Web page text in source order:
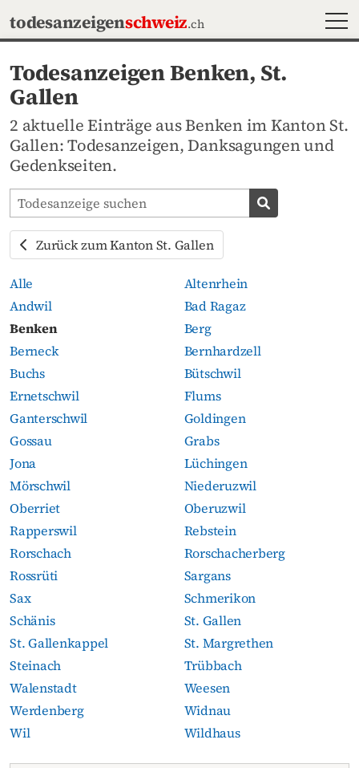
todesanzeigenschweiz.ch
Todesanzeigen Benken, St.
Gallen
2 aktuelle Einträge aus Benken im Kanton St.
Gallen: Todesanzeigen, Danksagungen und
Gedenkseiten.
Todesanzeigen-Portal durchsuchen
Todesanzeige
Zurück zum Kanton St. Gallen
Alle
Altenrhein
Andwil
Bad Ragaz
Benken
Berg
Berneck
Bernhardzell
Buchs
Bütschwil
Ernetschwil
Flums
Ganterschwil
Goldingen
Gossau
Grabs
Jona
Lüchingen
Mörschwil
Niederuzwil
Oberriet
Oberuzwil
Rapperswil
Rebstein
Rorschach
Rorschacherberg
Rossrüti
Sargans
Sax
Schmerikon
Schänis
St. Gallen
St. Gallenkappel
St. Margrethen
Steinach
Trübbach
Walenstadt
Weesen
Werdenberg
Widnau
Wil
Wildhaus